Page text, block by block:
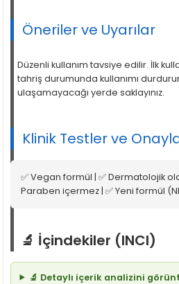
Öneriler ve Uyarılar
Düzenli kullanım tavsiye edilir. İlk
tahriş durumunda kullanımı
ulaşamayacağı yerde saklayınız.
Klinik Testler ve
✅ Vegan formül | ✅ Dermatolojik
Paraben içermez | ✅ Yeni formül
🔬 İçindekiler (INCI)
🔬 Detaylı içerik analizini